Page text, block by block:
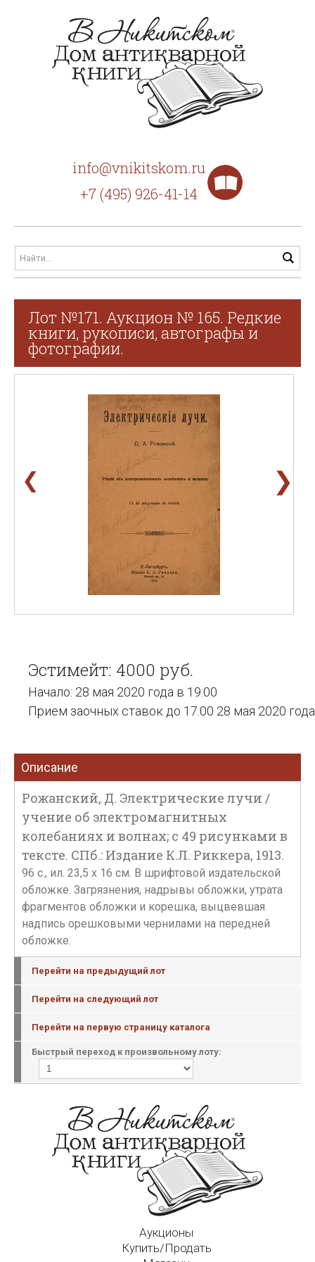
info@vnikitskom.ru
+7 (495) 926-41-14
Лот №171. Аукцион № 165. Редкие
книги, рукописи, автографы и
фотографии.
❮ ❯
Эстимейт: 4000 руб.
Начало: 28 мая 2020 года в 19:00
Прием заочных ставок до 17:00 28 мая 2020 года
Описание
Рожанский, Д. Электрические лучи /
учение об электромагнитных
колебаниях и волнах; с 49 рисунками в
тексте. СПб.: Издание К.Л. Риккера, 1913.
96 с., ил. 23,5 х 16 см. В шрифтовой издательской
обложке. Загрязнения, надрывы обложки, утрата
фрагментов обложки и корешка, выцвевшая
надпись орешковыми чернилами на передней
обложке.
Перейти на предыдущий лот
Перейти на следующий лот
Перейти на первую страницу каталога
Быстрый переход к произвольному лоту:
Аукционы
Купить/Продать